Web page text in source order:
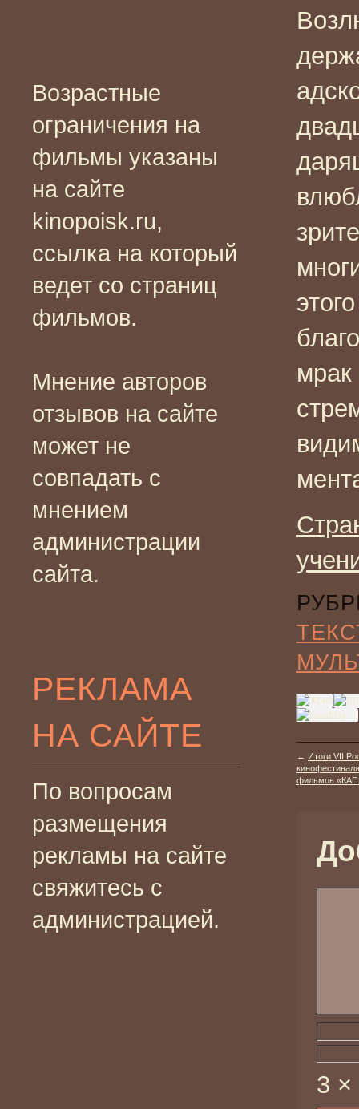
Возрастные
ограничения на
фильмы указаны
на сайте
kinopoisk.ru,
ссылка на который
ведет со страниц
фильмов.
Мнение авторов
отзывов на сайте
может не
совпадать с
мнением
администрации
сайта.
РЕКЛАМА
НА САЙТЕ
По вопросам
размещения
рекламы на сайте
свяжитесь с
администрацией.
мрак
← Итоги VII
фильмов
3 ×